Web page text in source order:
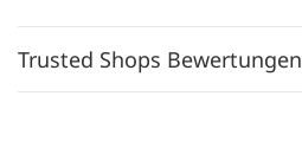
Trusted Shops Bewertungen